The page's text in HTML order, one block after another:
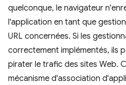
quelconque, le navigateur
l'application en tant que
URL concernées. Si les
correctement implémentés, ils
pirater le trafic des sites Web.
mécanisme d'association